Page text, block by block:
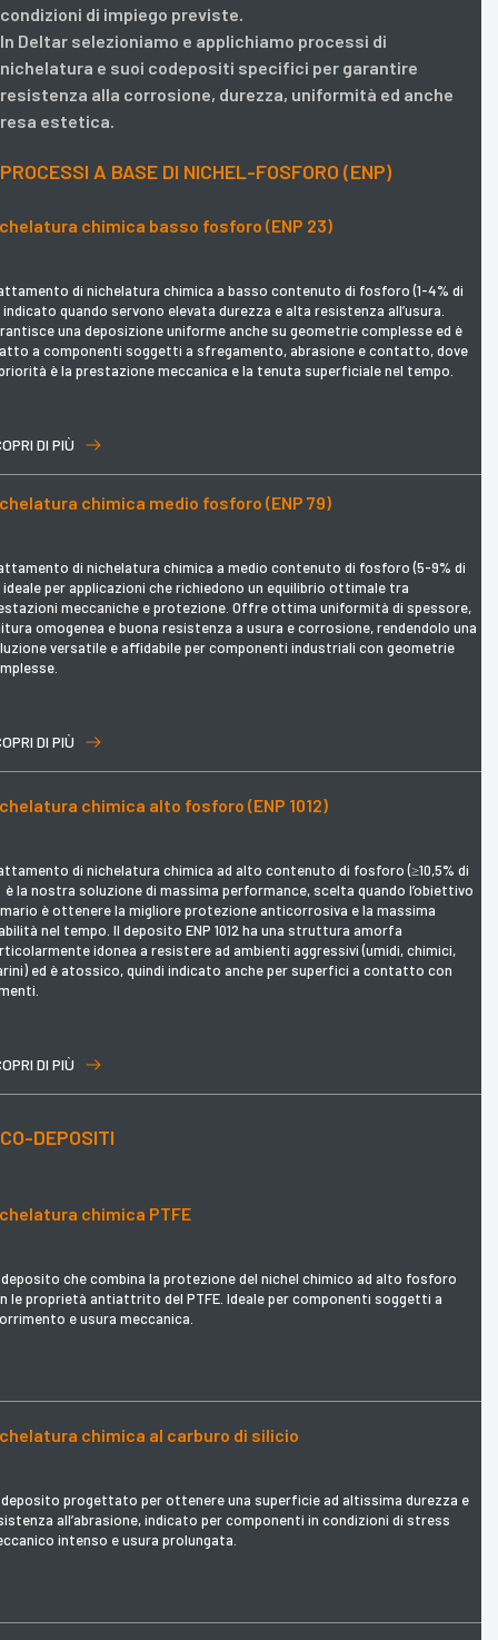
condizioni di impiego previste.
In Deltar selezioniamo e applichiamo processi di
nichelatura e suoi codepositi specifici per garantire
resistenza alla corrosione, durezza, uniformità ed anche
resa estetica.
PROCESSI A BASE DI NICHEL-FOSFORO (ENP)
chimica basso fosforo (ENP 23)
di nichelatura chimica a basso contenuto di fosforo (1-4% di
indicato quando servono elevata durezza e alta resistenza all’usura.
una deposizione uniforme anche su geometrie complesse ed è
a componenti soggetti a sfregamento, abrasione e contatto, dove
è la prestazione meccanica e la tenuta superficiale nel tempo.
DI PIÙ
chimica medio fosforo (ENP 79)
di nichelatura chimica a medio contenuto di fosforo (5-9% di
ideale per applicazioni che richiedono un equilibrio ottimale tra
meccaniche e protezione. Offre ottima uniformità di spessore,
omogenea e buona resistenza a usura e corrosione, rendendolo una
versatile e affidabile per componenti industriali con geometrie
DI PIÙ
chimica alto fosforo (ENP 1012)
di nichelatura chimica ad alto contenuto di fosforo (≥10,5% di
è la nostra soluzione di massima performance, scelta quando l’obiettivo
è ottenere la migliore protezione anticorrosiva e la massima
nel tempo. Il deposito ENP 1012 ha una struttura amorfa
idonea a resistere ad ambienti aggressivi (umidi, chimici,
ed è atossico, quindi indicato anche per superfici a contatto con
DI PIÙ
CO-DEPOSITI
chimica PTFE
che combina la protezione del nichel chimico ad alto fosforo
le proprietà antiattrito del PTFE. Ideale per componenti soggetti a
e usura meccanica.
chimica al carburo di silicio
progettato per ottenere una superficie ad altissima durezza e
all’abrasione, indicato per componenti in condizioni di stress
intenso e usura prolungata.